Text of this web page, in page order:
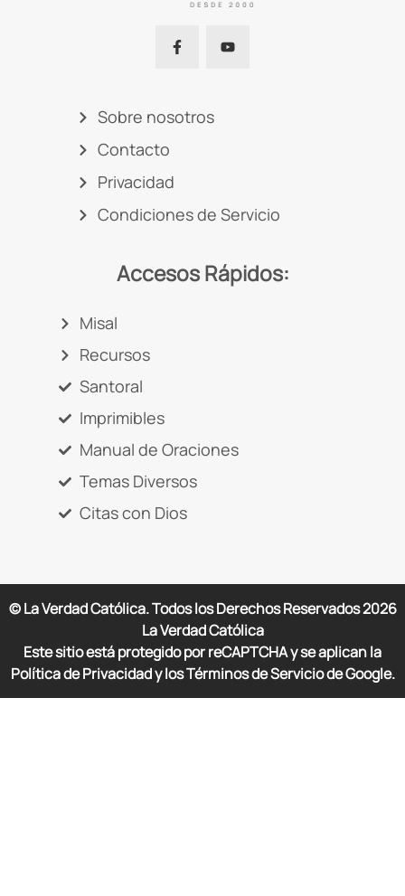
Sobre nosotros
Contacto
Privacidad
Condiciones de Servicio
Accesos Rápidos:
Misal
Recursos
Santoral
Imprimibles
Manual de Oraciones
Temas Diversos
Citas con Dios
© La Verdad Católica. Todos los Derechos Reservados2026
La Verdad Católica
Este sitio está protegido por reCAPTCHA y se aplican la
Política de Privacidad y los Términos de Servicio de Google.